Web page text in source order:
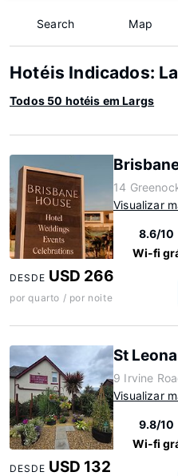
Search Map
Hotéis Indicados:
Todos 50 hotéis em Largs
14
Visualizar
8.6/10
Wi-fi
DESDE USD 266
por quarto / por noite
St
9 Irvine
Visualizar
9.8/10
Wi-fi
DESDE USD 132